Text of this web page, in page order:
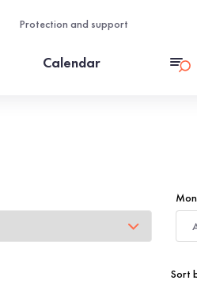
Protection and support
Calendar
Sort